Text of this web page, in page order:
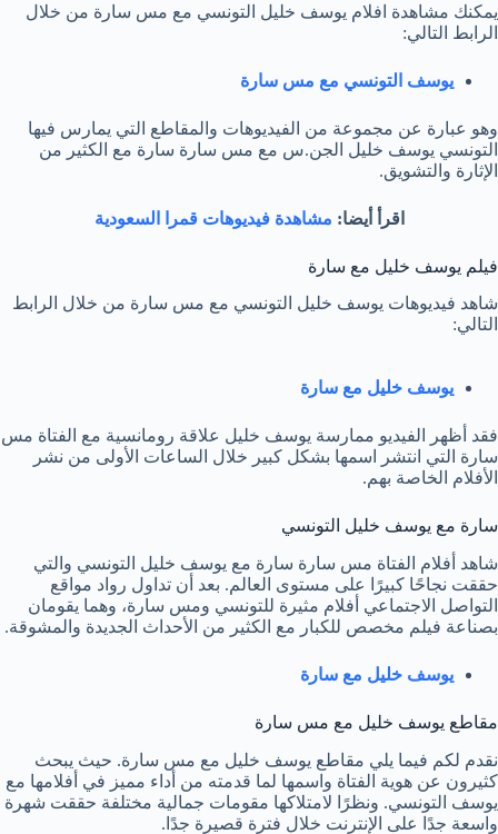
يمكنك مشاهدة افلام يوسف خليل التونسي مع مس سارة من خلال
الرابط التالي:
يوسف التونسي مع مس سارة
وهو عبارة عن مجموعة من الفيديوهات والمقاطع التي يمارس فيها
التونسي يوسف خليل الجن.س مع مس سارة سارة مع الكثير من
الإثارة والتشويق.
اقرأ أيضا: مشاهدة فيديوهات قمرا السعودية
فيلم يوسف خليل مع سارة
شاهد فيديوهات يوسف خليل التونسي مع مس سارة من خلال الرابط
التالي:
يوسف خليل مع سارة
فقد أظهر الفيديو ممارسة يوسف خليل علاقة رومانسية مع الفتاة مس
سارة التي انتشر اسمها بشكل كبير خلال الساعات الأولى من نشر
الأفلام الخاصة بهم.
سارة مع يوسف خليل التونسي
شاهد أفلام الفتاة مس سارة سارة مع يوسف خليل التونسي والتي
حققت نجاحًا كبيرًا على مستوى العالم. بعد أن تداول رواد مواقع
التواصل الاجتماعي أفلام مثيرة للتونسي ومس سارة، وهما يقومان
بصناعة فيلم مخصص للكبار مع الكثير من الأحداث الجديدة والمشوقة.
يوسف خليل مع سارة
مقاطع يوسف خليل مع مس سارة
نقدم لكم فيما يلي مقاطع يوسف خليل مع مس سارة. حيث يبحث
كثيرون عن هوية الفتاة واسمها لما قدمته من أداء مميز في أفلامها مع
يوسف التونسي. ونظرًا لامتلاكها مقومات جمالية مختلفة حققت شهرة
واسعة جدًا على الإنترنت خلال فترة قصيرة جدًا.